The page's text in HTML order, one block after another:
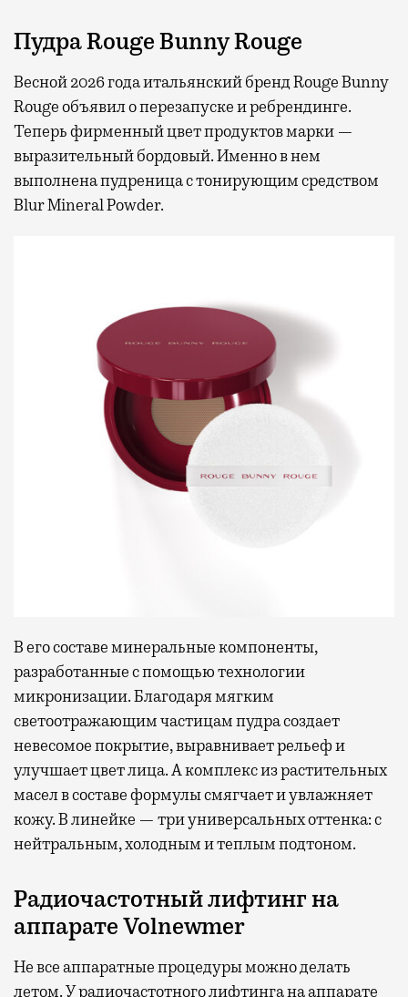
Пудра Rouge Bunny Rouge
Весной 2026 года итальянский бренд Rouge Bunny
Rouge объявил о перезапуске и ребрендинге.
Теперь фирменный цвет продуктов марки —
выразительный бордовый. Именно в нем
выполнена пудреница с тонирующим средством
Blur Mineral Powder.
В его составе минеральные компоненты,
разработанные с помощью технологии
микронизации. Благодаря мягким
светоотражающим частицам пудра создает
невесомое покрытие, выравнивает рельеф и
улучшает цвет лица. А комплекс из растительных
масел в составе формулы смягчает и увлажняет
кожу. В линейке — три универсальных оттенка: с
нейтральным, холодным и теплым подтоном.
Радиочастотный лифтинг на
аппарате Volnewmer
Не все аппаратные процедуры можно делать
летом. У радиочастотного лифтинга на аппарате